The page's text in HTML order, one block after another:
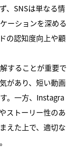
、SNSは単なる情
ーションを深める
の認知度向上や顧
することが重要で
があり、短い動画
。一方、Instagra
ストーリー性のあ
えた上で、適切な